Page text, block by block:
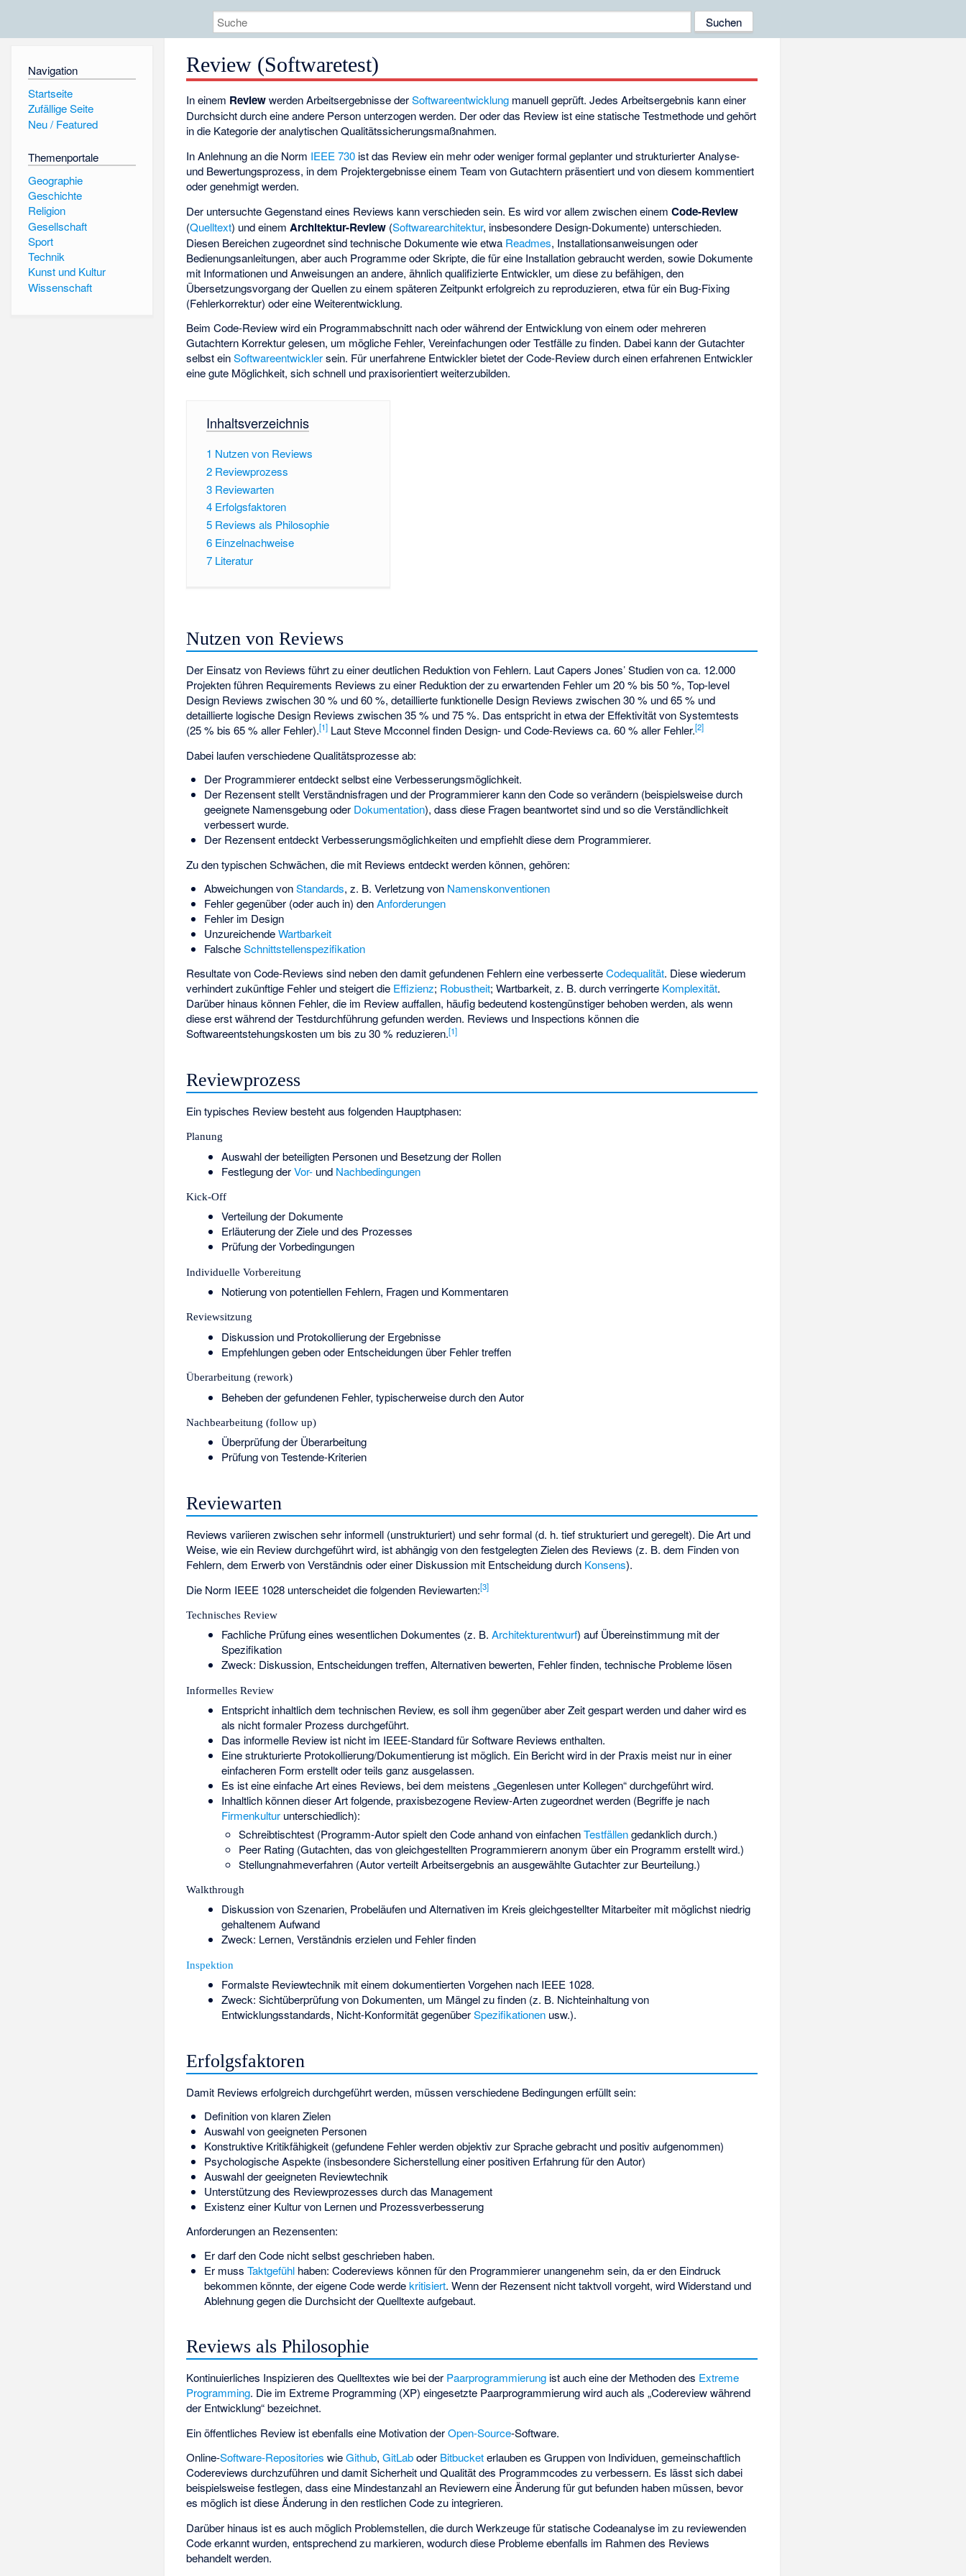
Navigation
Startseite
Zufällige Seite
Neu / Featured
Themenportale
Geographie
Geschichte
Religion
Gesellschaft
Sport
Technik
Kunst und Kultur
Wissenschaft
Review (Softwaretest)
In einem Reviewwerden Arbeitsergebnisse derSoftwareentwicklung manuell geprüft. Jedes Arbeitsergebnis kann einer
Durchsicht durch eine andere Person unterzogen werden. Der oder das Review ist einestatische Testmethode und gehört
in die Kategorie der analytischen Qualitätssicherungsmaßnahmen.
In Anlehnung an die Norm IEEE 730 ist das Review ein mehr oder weniger formal geplanter und strukturierter Analyse-
und Bewertungsprozess, in dem Projektergebnisse einem Team von Gutachtern präsentiert und von diesem kommentiert
oder genehmigt werden.
Der untersuchte Gegenstand eines Reviews kann verschieden sein. Es wird vor allem zwischen einemCode-Review
(Quelltext) und einem Architektur-Review (Softwarearchitektur, insbesondere Design-Dokumente) unterschieden.
Diesen Bereichen zugeordnet sind technische Dokumente wie etwa Readmes, Installationsanweisungen oder
Bedienungsanleitungen, aber auch Programme oder Skripte, die für eine Installation gebraucht werden, sowie Dokumente
mit Informationen und Anweisungen an andere, ähnlich qualifizierte Entwickler, um diese zu befähigen, den
Übersetzungsvorgang der Quellen zu einem späteren Zeitpunkt erfolgreich zu reproduzieren, etwa für ein Bug-Fixing
(Fehlerkorrektur) oder eine Weiterentwicklung.
Beim Code-Review wird ein Programmabschnitt nach oder während der Entwicklung von einem oder mehreren
Gutachtern Korrektur gelesen, um mögliche Fehler, Vereinfachungen oder Testfälle zu finden. Dabei kann der Gutachter
selbst einSoftwareentwicklersein. Für unerfahrene Entwickler bietet der Code-Review durch einen erfahrenen Entwickler
eine gute Möglichkeit, sich schnell und praxisorientiert weiterzubilden.
Inhaltsverzeichnis
1 Nutzen von Reviews
2 Reviewprozess
3 Reviewarten
4 Erfolgsfaktoren
5 Reviews als Philosophie
6 Einzelnachweise
7 Literatur
Nutzen von Reviews
Der Einsatz von Reviews führt zu einer deutlichen Reduktion von Fehlern. Laut Capers Jones’ Studien von ca. 12.000
Projekten führen Requirements Reviews zu einer Reduktion der zu erwartenden Fehler um 20 % bis 50 %, Top-level
Design Reviews zwischen 30 % und 60 %, detaillierte funktionelle Design Reviews zwischen 30 % und 65 % und
detaillierte logische Design Reviews zwischen 35 % und 75 %. Das entspricht in etwa der Effektivität von Systemtests
(25 % bis 65 % aller Fehler).[1] Laut Steve Mcconnel finden Design- und Code-Reviews ca. 60 % aller Fehler.[2]
Dabei laufen verschiedene Qualitätsprozesse ab:
Der Programmierer entdeckt selbst eine Verbesserungsmöglichkeit.
Der Rezensent stellt Verständnisfragen und der Programmierer kann den Code so verändern (beispielsweise durch
geeignete Namensgebung oder Dokumentation), dass diese Fragen beantwortet sind und so die Verständlichkeit
verbessert wurde.
Der Rezensent entdeckt Verbesserungsmöglichkeiten und empfiehlt diese dem Programmierer.
Zu den typischen Schwächen, die mit Reviews entdeckt werden können, gehören:
Abweichungen vonStandards, z. B. Verletzung von Namenskonventionen
Fehler gegenüber (oder auch in) denAnforderungen
Fehler im Design
UnzureichendeWartbarkeit
FalscheSchnittstellenspezifikation
Resultate von Code-Reviews sind neben den damit gefundenen Fehlern eine verbesserteCodequalität. Diese wiederum
verhindert zukünftige Fehler und steigert die Effizienz; Robustheit; Wartbarkeit, z. B. durch verringerte Komplexität.
Darüber hinaus können Fehler, die im Review auffallen, häufig bedeutend kostengünstiger behoben werden, als wenn
diese erst während der Testdurchführung gefunden werden. Reviews und Inspections können die
Softwareentstehungskosten um bis zu 30 % reduzieren.[1]
Reviewprozess
Ein typisches Review besteht aus folgenden Hauptphasen:
Planung
Auswahl der beteiligten Personen und Besetzung der Rollen
Festlegung derVor- und Nachbedingungen
Kick-Off
Verteilung der Dokumente
Erläuterung der Ziele und des Prozesses
Prüfung der Vorbedingungen
Individuelle Vorbereitung
Notierung von potentiellen Fehlern, Fragen und Kommentaren
Reviewsitzung
Diskussion und Protokollierung der Ergebnisse
Empfehlungen geben oder Entscheidungen über Fehler treffen
Überarbeitung (rework)
Beheben der gefundenen Fehler, typischerweise durch den Autor
Nachbearbeitung (follow up)
Überprüfung der Überarbeitung
Prüfung von Testende-Kriterien
Reviewarten
Reviews variieren zwischen sehr informell (unstrukturiert) und sehr formal (d. h. tief strukturiert und geregelt). Die Art und
Weise, wie ein Review durchgeführt wird, ist abhängig von den festgelegten Zielen des Reviews (z. B. dem Finden von
Fehlern, dem Erwerb von Verständnis oder einer Diskussion mit Entscheidung durch Konsens).
Die Norm IEEE 1028 unterscheidet die folgenden Reviewarten:[3]
Technisches Review
Fachliche Prüfung eines wesentlichen Dokumentes (z. B. Architekturentwurf) auf Übereinstimmung mit der
Spezifikation
Zweck: Diskussion, Entscheidungen treffen, Alternativen bewerten, Fehler finden, technische Probleme lösen
Informelles Review
Entspricht inhaltlich dem technischen Review, es soll ihm gegenüber aber Zeit gespart werden und daher wird es
als nicht formaler Prozess durchgeführt.
Das informelle Review ist nicht im IEEE-Standard für Software Reviews enthalten.
Eine strukturierte Protokollierung/Dokumentierung ist möglich. Ein Bericht wird in der Praxis meist nur in einer
einfacheren Form erstellt oder teils ganz ausgelassen.
Es ist eine einfache Art eines Reviews, bei dem meistens „Gegenlesen unter Kollegen“ durchgeführt wird.
Inhaltlich können dieser Art folgende, praxisbezogene Review-Arten zugeordnet werden (Begriffe je nach
Firmenkultur unterschiedlich):
Schreibtischtest (Programm-Autor spielt den Code anhand von einfachenTestfällengedanklich durch.)
Peer Rating (Gutachten, das von gleichgestellten Programmierern anonym über ein Programm erstellt wird.)
Stellungnahmeverfahren (Autor verteilt Arbeitsergebnis an ausgewählte Gutachter zur Beurteilung.)
Walkthrough
Diskussion von Szenarien, Probeläufen und Alternativen im Kreis gleichgestellter Mitarbeiter mit möglichst niedrig
gehaltenem Aufwand
Zweck: Lernen, Verständnis erzielen und Fehler finden
Inspektion
Formalste Reviewtechnik mit einem dokumentierten Vorgehen nach IEEE 1028.
Zweck: Sichtüberprüfung von Dokumenten, um Mängel zu finden (z. B. Nichteinhaltung von
Entwicklungsstandards, Nicht-Konformität gegenüberSpezifikationen usw.).
Erfolgsfaktoren
Damit Reviews erfolgreich durchgeführt werden, müssen verschiedene Bedingungen erfüllt sein:
Definition von klaren Zielen
Auswahl von geeigneten Personen
Konstruktive Kritikfähigkeit (gefundene Fehler werden objektiv zur Sprache gebracht und positiv aufgenommen)
Psychologische Aspekte (insbesondere Sicherstellung einer positiven Erfahrung für den Autor)
Auswahl der geeigneten Reviewtechnik
Unterstützung des Reviewprozesses durch das Management
Existenz einer Kultur von Lernen und Prozessverbesserung
Anforderungen an Rezensenten:
Er darf den Code nicht selbst geschrieben haben.
Er muss Taktgefühlhaben: Codereviews können für den Programmierer unangenehm sein, da er den Eindruck
bekommen könnte, der eigene Code werdekritisiert. Wenn der Rezensent nicht taktvoll vorgeht, wird Widerstand und
Ablehnung gegen die Durchsicht der Quelltexte aufgebaut.
Reviews als Philosophie
Kontinuierliches Inspizieren des Quelltextes wie bei der Paarprogrammierung ist auch eine der Methoden des Extreme
Programming. Die im Extreme Programming (XP) eingesetzte Paarprogrammierung wird auch als „Codereview während
der Entwicklung“ bezeichnet.
Ein öffentliches Review ist ebenfalls eine Motivation derOpen-Source-Software.
Online-Software-Repositories wieGithub,GitLaboder Bitbucketerlauben es Gruppen von Individuen, gemeinschaftlich
Codereviews durchzuführen und damit Sicherheit und Qualität des Programmcodes zu verbessern. Es lässt sich dabei
beispielsweise festlegen, dass eine Mindestanzahl an Reviewern eine Änderung für gut befunden haben müssen, bevor
es möglich ist diese Änderung in den restlichen Code zu integrieren.
Darüber hinaus ist es auch möglich Problemstellen, die durch Werkzeuge für statische Codeanalyse im zu reviewenden
Code erkannt wurden, entsprechend zu markieren, wodurch diese Probleme ebenfalls im Rahmen des Reviews
behandelt werden.